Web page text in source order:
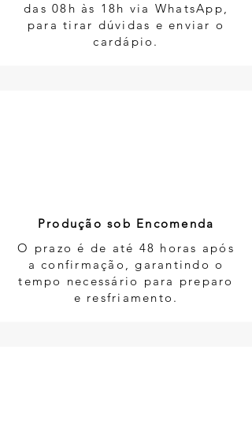
das 08h às 18h via WhatsApp,
para tirar dúvidas e enviar o
cardápio.
Produção sob Encomenda
O prazo é de até 48 horas após
a confirmação, garantindo o
tempo necessário para preparo
e resfriamento.